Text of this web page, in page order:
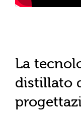
La
distillato